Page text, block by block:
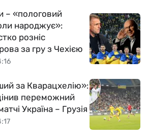
– «пологовий
народжує»:
розніс
за гру з Чехією
за Кварацхелію»:
переможний
Україна – Грузія